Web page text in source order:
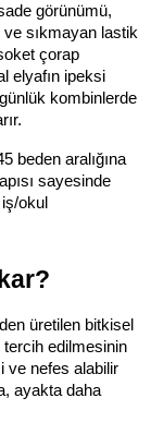
görünümü,
sıkmayan lastik
çorap
elyafın ipeksi
kombinlerde
beden aralığına
sayesinde
okul
üretilen bitkisel
tercih edilmesinin
ve nefes alabilir
ayakta daha